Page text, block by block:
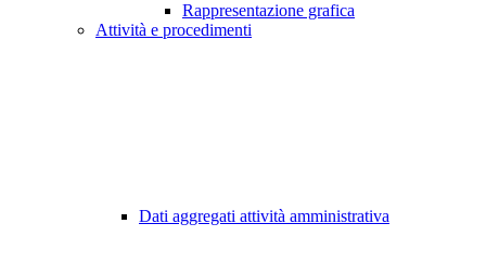
Rappresentazione grafica
Attività e procedimenti
Dati aggregati attività amministrativa